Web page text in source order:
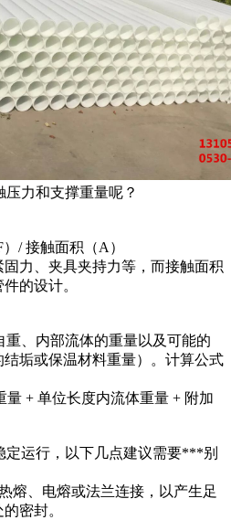
压力和支撑重量呢？
/ 接触面积（A）
力、夹具夹持力等，而接触面积
的设计。
重、内部流体的重量以及可能的
垢或保温材料重量）。计算公式
量 + 单位长度内流体重量 + 附加
定运行，以下几点建议需要***别
熔、电熔或法兰连接，以产生足
密封。